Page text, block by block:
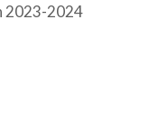
2023-2024